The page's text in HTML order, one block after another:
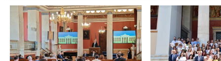
20ού αιώνα, με την προβολή του ντοκυμαντέρ «Η
επιστροφή του Μάγου». Η εκδήλωση διοργανώθηκε στο
πλαίσιο της συνεργασίας του Δήμου Σπετσών και του
Εθνικού και Καποδιστριακού […]